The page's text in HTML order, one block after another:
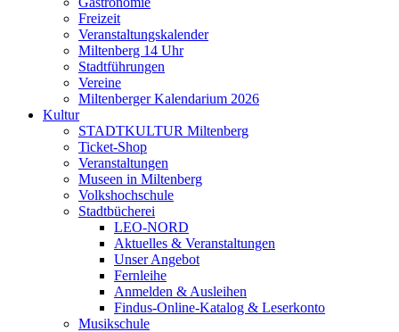
Freizeit
Veranstaltungskalender
Miltenberg 14 Uhr
Stadtführungen
Vereine
Miltenberger Kalendarium 2026
Kultur
STADTKULTUR Miltenberg
Ticket-Shop
Veranstaltungen
Museen in Miltenberg
Volkshochschule
Stadtbücherei
LEO-NORD
Aktuelles & Veranstaltungen
Unser Angebot
Fernleihe
Anmelden & Ausleihen
Findus-Online-Katalog & Leserkonto
Musikschule